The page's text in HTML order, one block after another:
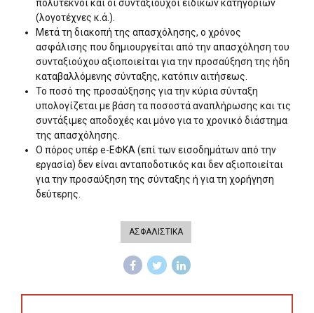
πολύτεκνοι και οι συνταξιούχοι ειδικών κατηγοριών
(λογοτέχνες κ.ά.).
Μετά τη διακοπή της απασχόλησης, ο χρόνος
ασφάλισης που δημιουργείται από την απασχόληση του
συνταξιούχου αξιοποιείται για την προσαύξηση της ήδη
καταβαλλόμενης σύνταξης, κατόπιν αιτήσεως.
Το ποσό της προσαύξησης για την κύρια σύνταξη
υπολογίζεται με βάση τα ποσοστά αναπλήρωσης και τις
συντάξιμες αποδοχές και μόνο για το χρονικό διάστημα
της απασχόλησης.
Ο πόρος υπέρ e-ΕΦΚΑ (επί των εισοδημάτων από την
εργασία) δεν είναι ανταποδοτικός και δεν αξιοποιείται
για την προσαύξηση της σύνταξης ή για τη χορήγηση
δεύτερης.
ΑΣΦΑΛΙΣΤΙΚΑ